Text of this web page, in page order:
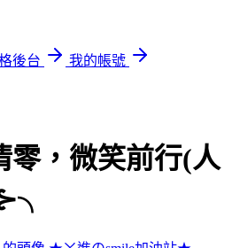
後台
我的帳號
零，微笑前行(人